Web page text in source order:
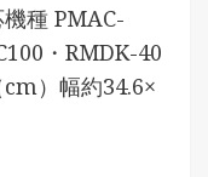
種 PMAC-
・RMDK-40
）幅約34.6×